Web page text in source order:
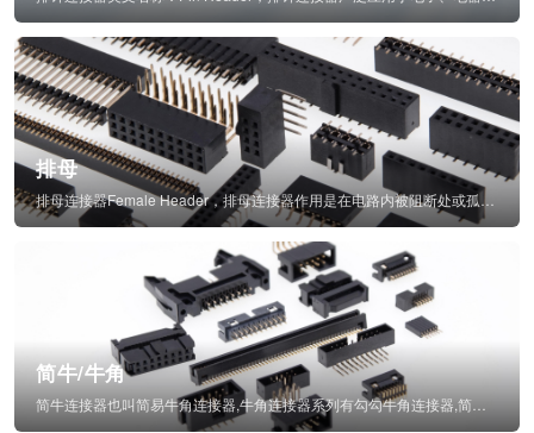
排母
排母连接器Female Header，排母连接器作用是在电路内被阻断处或孤立不通...
简牛/牛角